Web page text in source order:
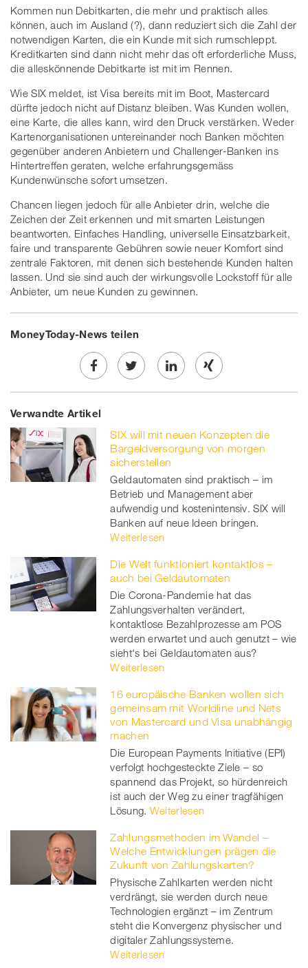
Kommen nun Debitkarten, die mehr und praktisch alles
können, auch im Ausland (?), dann reduziert sich die Zahl der
notwendigen Karten, die ein Kunde mit sich rumschleppt.
Kreditkarten sind dann nicht mehr das oft erforderliche Muss,
die alleskönnende Debitkarte ist mit im Rennen.
Wie SIX meldet, ist Visa bereits mit im Boot, Mastercard
dürfte jedoch nicht auf Distanz bleiben. Was Kunden wollen,
eine Karte, die alles kann, wird den Druck verstärken. Weder
Kartenorganisationen untereinander noch Banken möchten
gegenüber anderen Anbietern und Challenger-Banken ins
Hintertreffen geraten, welche erfahrungsgemäss
Kundenwünsche sofort umsetzen.
Chancen liegen jedoch für alle Anbieter drin, welche die
Zeichen der Zeit erkennen und mit smarten Leistungen
beantworten. Einfaches Handling, universelle Einsatzbarkeit,
faire und transparente Gebühren sowie neuer Komfort sind
zentrale Faktoren, mit denen sich bestehende Kunden halten
lassen. Und sie sind auch der wirkungsvolle Lockstoff für alle
Anbieter, um neue Kunden zu gewinnen.
MoneyToday-News teilen
Share
on
Facebook
Twe
on
twitt
er
Share
linkedin
Share
Xing
Verwandte Artikel
SIX will mit neuen Konzepten die
Bargeldversorgung von morgen
sicherstellen
Geldautomaten sind praktisch – im
Betrieb und Management aber
aufwendig und kostenintensiv. SIX will
Banken auf neue Ideen bringen.
Weiterlesen
Die Welt funktioniert kontaktlos –
auch bei Geldautomaten
Die Corona-Pandemie hat das
Zahlungsverhalten verändert,
kontaktlose Bezahlprozesse am POS
werden erwartet und auch genutzt – wie
sieht's bei Geldautomaten aus?
Weiterlesen
16 europäische Banken wollen sich
gemeinsam mit Worldline und Nets
von Mastercard und Visa unabhängig
machen
Die European Payments Initiative (EPI)
verfolgt hochgesteckte Ziele – so
spannend das Projekt, so hürdenreich
ist auch der Weg zu einer tragfähigen
Lösung. Weiterlesen
Zahlungsmethoden im Wandel –
Welche Entwicklungen prägen die
Zukunft von Zahlungskarten?
Physische Zahlkarten werden nicht
verdrängt, sie werden durch neue
Technologien ergänzt – im Zentrum
steht die Konvergenz physischer und
digitaler Zahlungssysteme.
Weiterlesen